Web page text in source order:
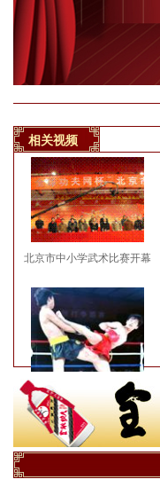
相关视频
北京市中小学武术比赛开幕
第十期文武状元杯散打争霸